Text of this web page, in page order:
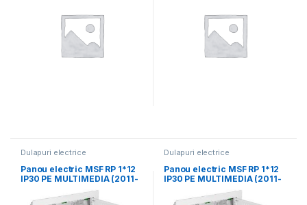
Dulapuri electrice
Panou electric MSF RP 1*12
IP30 PE MULTIMEDIA (2011-
Dulapuri electrice
Panou electric MSF RP 1*12
IP30 PE MULTIMEDIA (2011-